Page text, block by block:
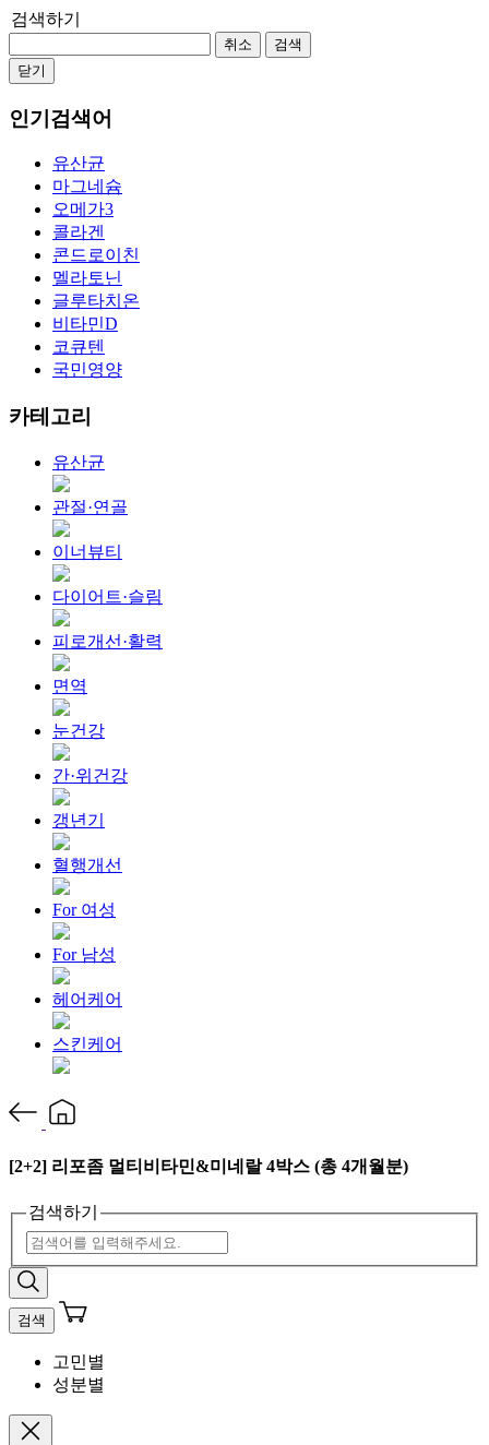
검색하기
취소
검색
닫기
인기검색어
유산균
마그네슘
오메가3
콜라겐
콘드로이친
멜라토닌
글루타치온
비타민D
코큐텐
국민영양
카테고리
유산균
관절·연골
이너뷰티
다이어트·슬림
피로개선·활력
면역
눈건강
간·위건강
갱년기
혈행개선
For 여성
For 남성
헤어케어
스킨케어
[2+2] 리포좀 멀티비타민&미네랄 4박스 (총 4개월분)
검색하기
검색
고민별
성분별